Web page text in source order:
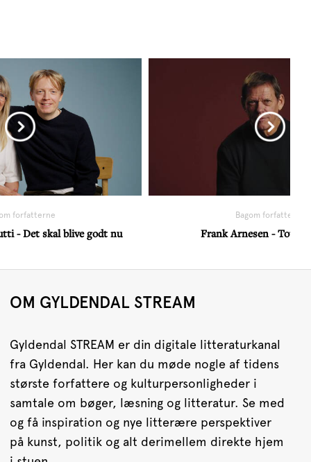
forfatterne
- Det skal blive godt nu
Bagom forfatterne
Frank Arnesen - Total
OM GYLDENDAL STREAM
Gyldendal STREAM er din digitale litteraturkanal
fra Gyldendal. Her kan du møde nogle af tidens
største forfattere og kulturpersonligheder i
samtale om bøger, læsning og litteratur. Se med
og få inspiration og nye litterære perspektiver
på kunst, politik og alt derimellem direkte hjem